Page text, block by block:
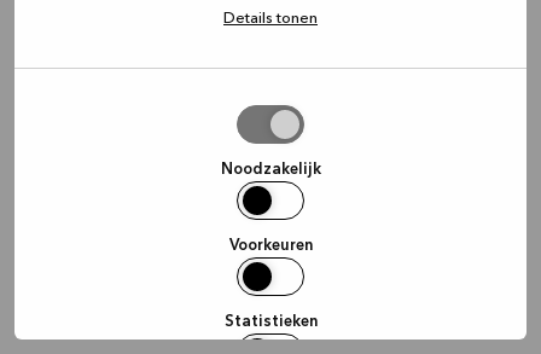
Details tonen
Noodzakelijk
Voorkeuren
Statistieken